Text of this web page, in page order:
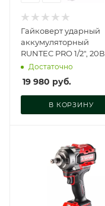
Гайковерт ударный
аккумуляторный
RUNTEC PRO 1/2", 20В,
750Нм RUNTEC, RT-
Достаточно
19 980 руб.
В КОРЗИНУ